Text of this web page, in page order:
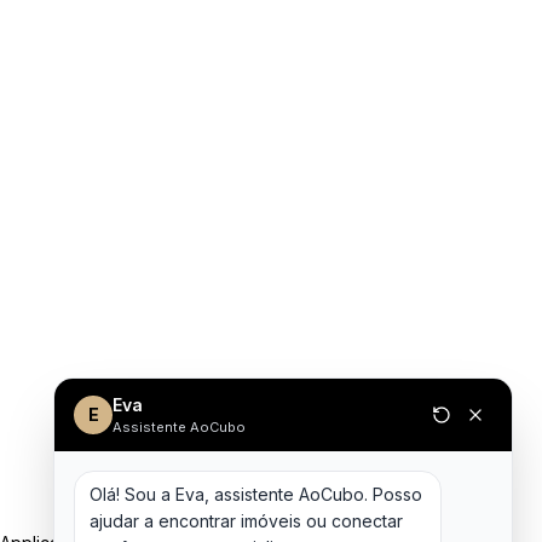
E Eva
Assistente AoCubo
Olá! Sou a Eva, assistente AoCubo. Posso
ajudar a encontrar imóveis ou conectar